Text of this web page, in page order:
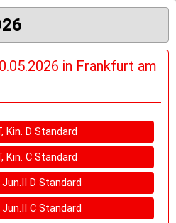
in Frankfurt am
Kin. D Standard
Kin. C Standard
Jun.II D Standard
Jun.II C Standard